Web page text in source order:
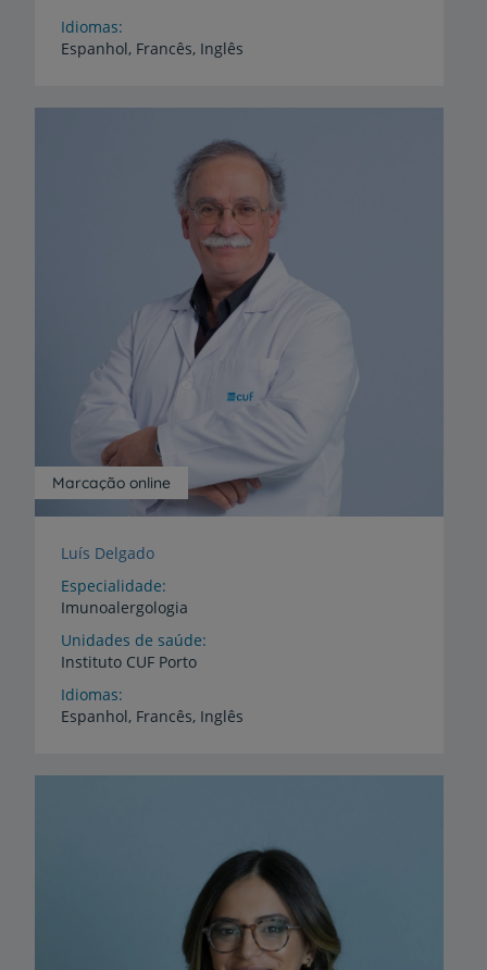
Idiomas
Espanhol, Francês, Inglês
Marcação online
Luís Delgado
Especialidade
Imunoalergologia
Unidades de saúde
Instituto CUF Porto
Idiomas
Espanhol, Francês, Inglês